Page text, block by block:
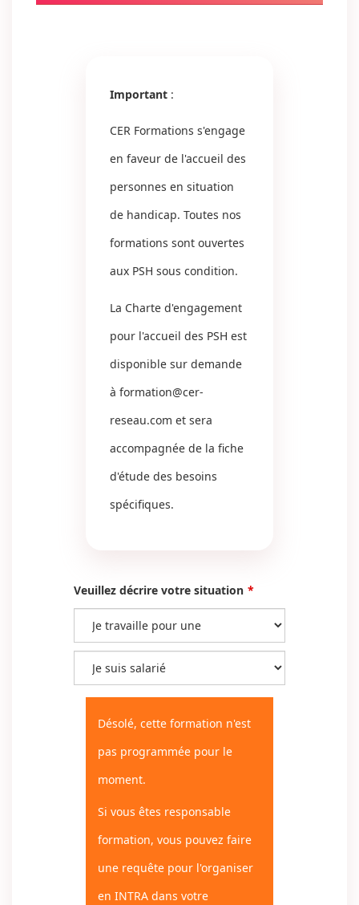
Important :
CER Formations s'engage
en faveur de l'accueil des
personnes en situation
de handicap. Toutes nos
formations sont ouvertes
aux PSH sous condition.
La Charte d'engagement
pour l'accueil des PSH est
disponible sur demande
à formation@cer-
reseau.com et sera
accompagnée de la fiche
d'étude des besoins
spécifiques.
Veuillez décrire votre situation
Désolé, cette formation n'est
pas programmée pour le
moment.
Si vous êtes responsable
formation, vous pouvez faire
une requête pour l'organiser
en INTRA dans votre